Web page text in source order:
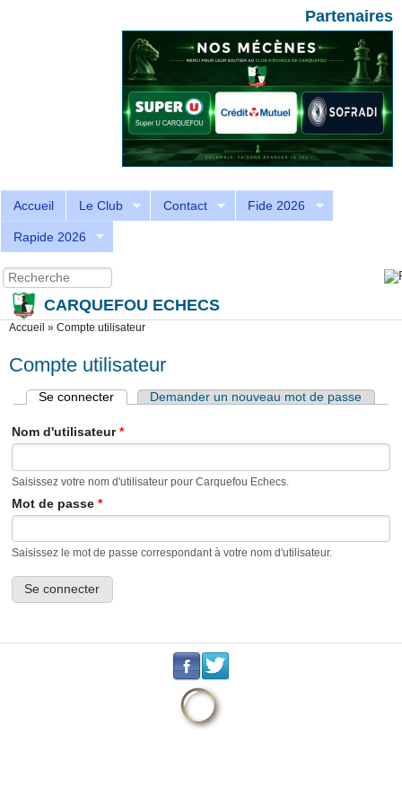
Partenaires
Accueil Le Club Contact Fide 2026
Rapide 2026
Formulaire de recherche
Recherche
CARQUEFOU ECHECS
Vous êtes ici
Accueil » Compte utilisateur
Compte utilisateur
Onglets principaux
Se connecter (onglet actif)Demander un nouveau mot de passe
Nom d'utilisateur *
Saisissez votre nom d'utilisateur pour Carquefou Echecs.
Mot de passe *
Saisissez le mot de passe correspondant à votre nom d'utilisateur.
. .